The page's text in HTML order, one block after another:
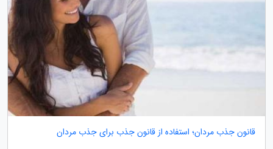
قانون جذب مردان؛ استفاده از قانون جذب برای جذب مردان